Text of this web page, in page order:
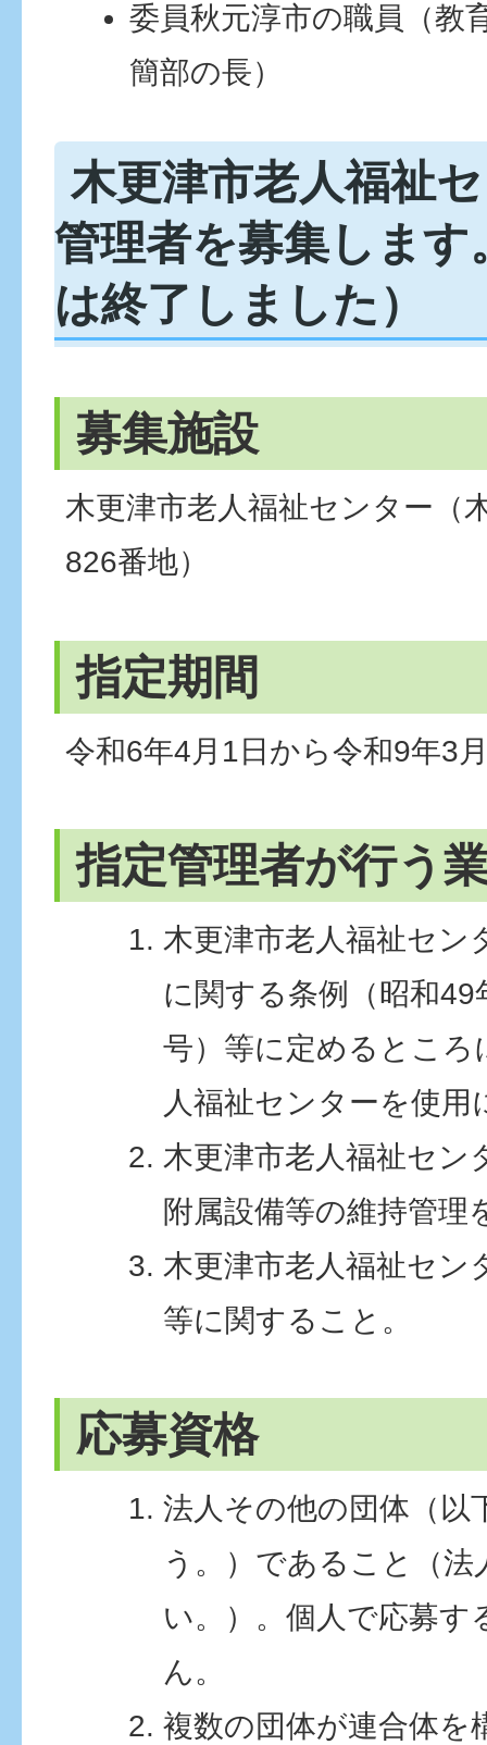
委員秋元淳市の職員（教
簡部の長）
木更津市老人福祉
管理者を募集します
は終了しました）
募集施設
木更津市老人福祉センター（
826番地）
指定期間
令和6年4月1日から令和9年3
指定管理者が行う
木更津市老人福祉セン
に関する条例（昭和
号）等に定めるところ
人福祉センターを使用
木更津市老人福祉セン
附属設備等の維持管理
木更津市老人福祉セン
等に関すること。
応募資格
法人その他の団体（以
う。）であること（
い。）。個人で応募す
ん。
複数の団体が連合体を